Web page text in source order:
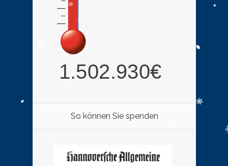
So können Sie spenden